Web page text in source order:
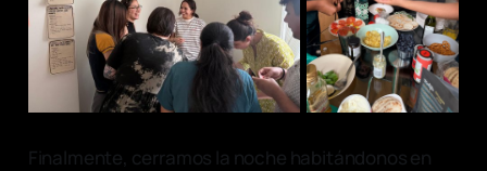
Finalmente, cerramos la noche habitándonos en